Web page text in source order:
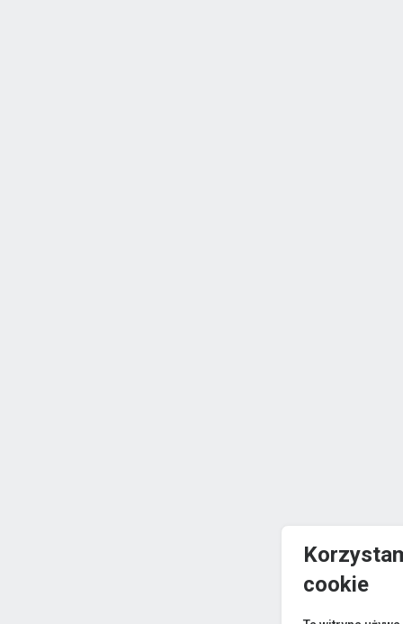
cookie